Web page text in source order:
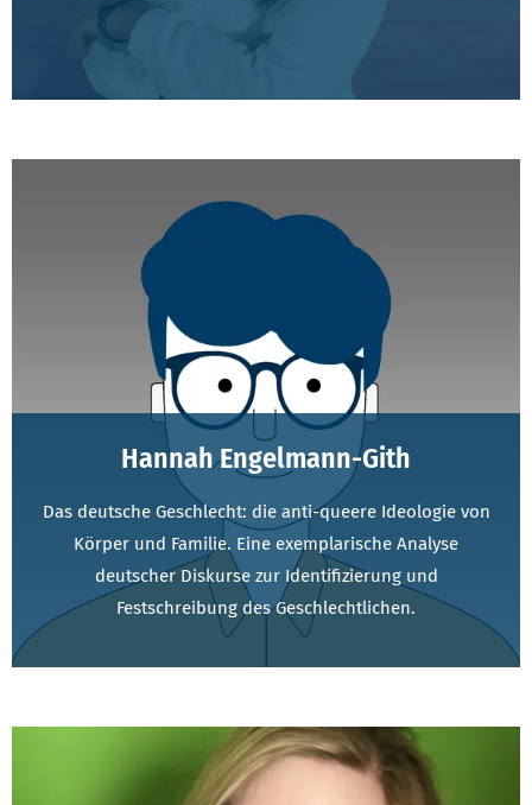
Hannah Engelmann-Gith
Das deutsche Geschlecht: die anti-queere Ideologie von
Körper und Familie. Eine exemplarische Analyse
deutscher Diskurse zur Identifizierung und
Festschreibung des Geschlechtlichen.